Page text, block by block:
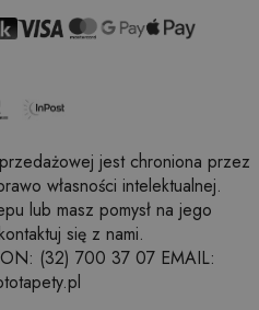
jest chroniona przez
własności intelektualnej.
lub masz pomysł na jego
się z nami.
(32) 700 37 07 EMAIL: